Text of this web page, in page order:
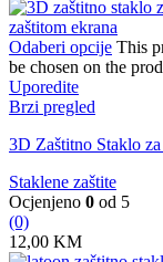
Odaberi opcije This
be chosen on the
Uporedite
Brzi pregled
3D Zaštitno Staklo
Staklene zaštite
Ocjenjeno 0 od 5
(0)
12,00 KM